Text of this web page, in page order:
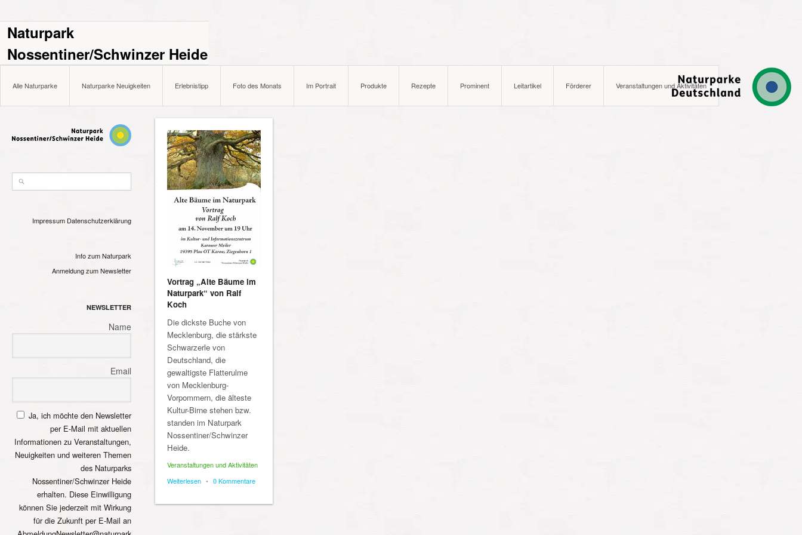
Naturpark
Nossentiner/Schwinzer Heide
Alle Naturparke Naturparke Neuigkeiten Erlebnistipp Foto des Monats Im Portrait Produkte Rezepte Prominent Leitartikel Förderer Veranstaltungen und Aktivitäten
Impressum Datenschutzerklärung
Info zum Naturpark
Anmeldung zum Newsletter
NEWSLETTER
Name
Email
Ja, ich möchte den Newsletter
per E-Mail mit aktuellen
Informationen zu Veranstaltungen,
Neuigkeiten und weiteren Themen
des Naturparks
Nossentiner/Schwinzer Heide
erhalten. Diese Einwilligung
können Sie jederzeit mit Wirkung
für die Zukunft per E-Mail an
Vortrag „Alte Bäume im
Naturpark“ von Ralf
Koch
Die dickste Buche von
Mecklenburg, die stärkste
Schwarzerle von
Deutschland, die
gewaltigste Flatterulme
von Mecklenburg-
Vorpommern, die älteste
Kultur-Birne stehen bzw.
standen im Naturpark
Nossentiner/Schwinzer
Heide.
Veranstaltungen und Aktivitäten
Weiterlesen • 0 Kommentare